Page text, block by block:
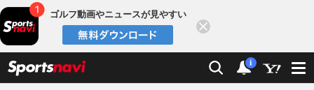
ゴルフ動画やニュースが見やすい
検索 通知
i